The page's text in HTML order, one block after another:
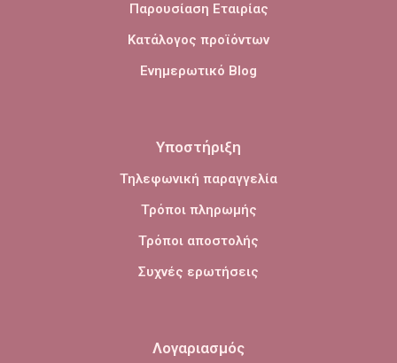
Παρουσίαση Εταιρίας
Κατάλογος προϊόντων
Ενημερωτικό Blog
Υποστήριξη
Τηλεφωνική παραγγελία
Τρόποι πληρωμής
Τρόποι αποστολής
Συχνές ερωτήσεις
Λογαριασμός